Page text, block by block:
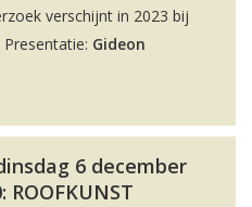
verschijnt in 2023 bij
Gideon
6 december